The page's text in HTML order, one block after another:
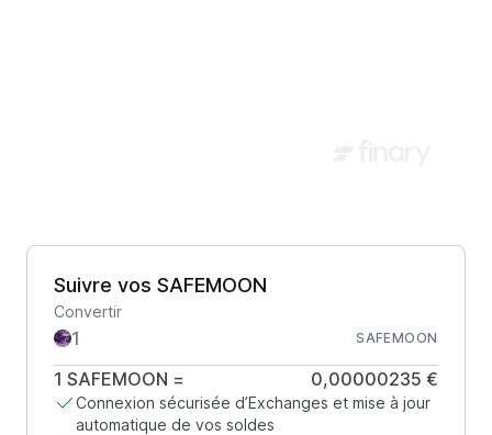
Suivre vos SAFEMOON
Convertir
SAFEMOON
1 SAFEMOON = 0,00000235 €
Connexion sécurisée d’Exchanges et mise à jour
automatique de vos soldes